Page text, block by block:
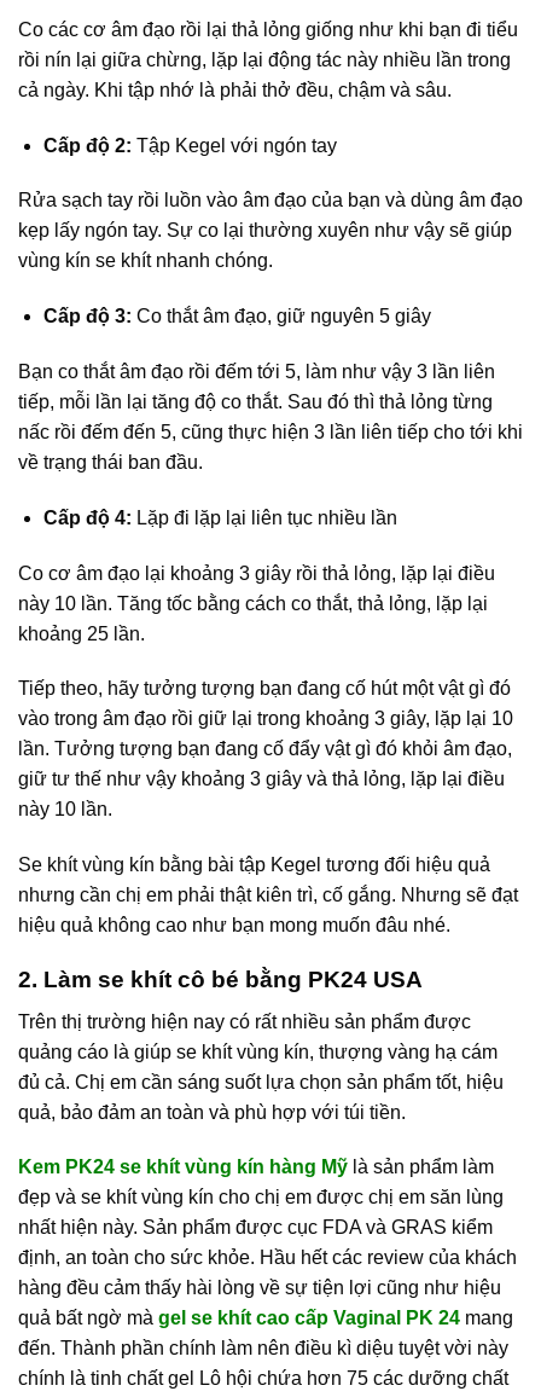
Co các cơ âm đạo rồi lại thả lỏng giống như khi bạn đi tiểu
rồi nín lại giữa chừng, lặp lại động tác này nhiều lần trong
cả ngày. Khi tập nhớ là phải thở đều, chậm và sâu.
Cấp độ 2: Tập Kegel với ngón tay
Rửa sạch tay rồi luồn vào âm đạo của bạn và dùng âm đạo
kẹp lấy ngón tay. Sự co lại thường xuyên như vậy sẽ giúp
vùng kín se khít nhanh chóng.
Cấp độ 3: Co thắt âm đạo, giữ nguyên 5 giây
Bạn co thắt âm đạo rồi đếm tới 5, làm như vậy 3 lần liên
tiếp, mỗi lần lại tăng độ co thắt. Sau đó thì thả lỏng từng
nấc rồi đếm đến 5, cũng thực hiện 3 lần liên tiếp cho tới khi
về trạng thái ban đầu.
Cấp độ 4: Lặp đi lặp lại liên tục nhiều lần
Co cơ âm đạo lại khoảng 3 giây rồi thả lỏng, lặp lại điều
này 10 lần. Tăng tốc bằng cách co thắt, thả lỏng, lặp lại
khoảng 25 lần.
Tiếp theo, hãy tưởng tượng bạn đang cố hút một vật gì đó
vào trong âm đạo rồi giữ lại trong khoảng 3 giây, lặp lại 10
lần. Tưởng tượng bạn đang cố đẩy vật gì đó khỏi âm đạo,
giữ tư thế như vậy khoảng 3 giây và thả lỏng, lặp lại điều
này 10 lần.
Se khít vùng kín bằng bài tập Kegel tương đối hiệu quả
nhưng cần chị em phải thật kiên trì, cố gắng. Nhưng sẽ đạt
hiệu quả không cao như bạn mong muốn đâu nhé.
2. Làm se khít cô bé bằng PK24 USA
Trên thị trường hiện nay có rất nhiều sản phẩm được
quảng cáo là giúp se khít vùng kín, thượng vàng hạ cám
đủ cả. Chị em cần sáng suốt lựa chọn sản phẩm tốt, hiệu
quả, bảo đảm an toàn và phù hợp với túi tiền.
Kem PK24 se khít vùng kín hàng Mỹ là sản phẩm làm
đẹp và se khít vùng kín cho chị em được chị em săn lùng
nhất hiện này. Sản phẩm được cục FDA và GRAS kiểm
định, an toàn cho sức khỏe. Hầu hết các review của khách
hàng đều cảm thấy hài lòng về sự tiện lợi cũng như hiệu
quả bất ngờ mà gel se khít cao cấp Vaginal PK 24 mang
đến. Thành phần chính làm nên điều kì diệu tuyệt vời này
chính là tinh chất gel Lô hội chứa hơn 75 các dưỡng chất